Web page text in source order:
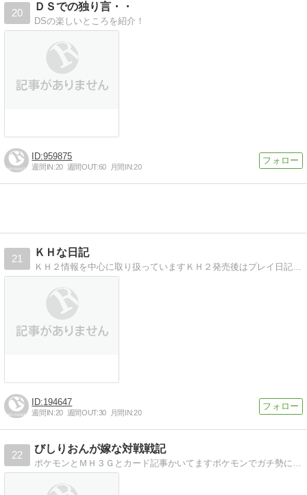
20
ＤＳでの独り言・・
DSの楽しいところを紹介！
959875
週間IN:20 週間OUT:60 月間IN:20
21
ＫＨな日記
ＫＨ２情報を中心に取り扱っていますＫＨ２発売後はプレイ日記も公開予定
194647
週間IN:20 週間OUT:30 月間IN:20
22
びしりおんが嫁な対戦戦記
ポケモンとＭＨ３Ｇとカード記事かいてますポケモンでガチ勢になりたい方は一度覗いてみてください。